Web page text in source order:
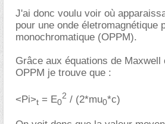
J'ai donc voulu voir où
pour une onde életromagnétique
monochromatique (OPPM).
Grâce aux équations de
OPPM je trouve que :
<Pi>t = E0
2 / (2*mu0*c)